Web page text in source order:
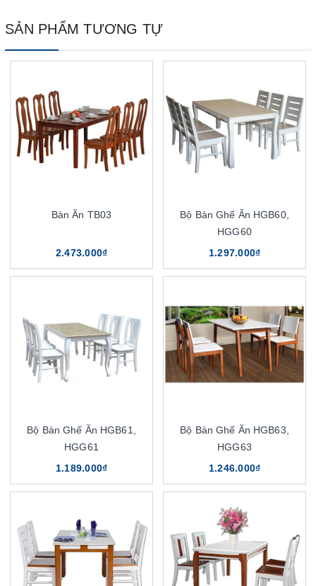
SẢN PHẨM TƯƠNG TỰ
Bàn Ăn TB03
2.473.000₫
Bộ Bàn Ghế Ăn HGB60,
HGG60
1.297.000₫
Bộ Bàn Ghế Ăn HGB61,
HGG61
1.189.000₫
Bộ Bàn Ghế Ăn HGB63,
HGG63
1.246.000₫